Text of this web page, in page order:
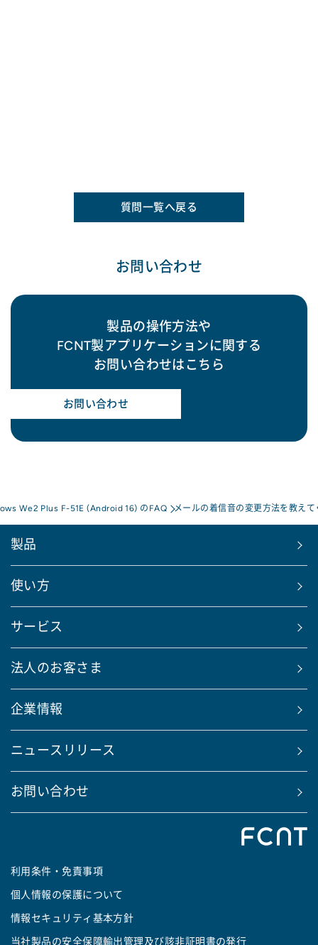
質問一覧へ戻る
お問い合わせ
製品の操作方法や
FCNT製アプリケーションに関する
お問い合わせはこちら
お問い合わせ
We2 Plus F-51E (Android 16) のFAQ メールの着信音の変更方法を教えて
製品
使い方
サービス
法人のお客さま
企業情報
ニュースリリース
お問い合わせ
利用条件・免責事項
個人情報の保護について
情報セキュリティ基本方針
当社製品の安全保障輸出管理及び該非証明書の発行